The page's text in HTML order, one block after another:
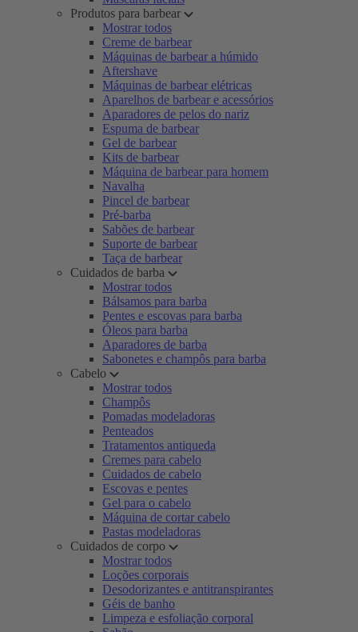
Produtos para barbear
Mostrar todos
Creme de barbear
Máquinas de barbear a húmido
Aftershave
Máquinas de barbear elétricas
Aparelhos de barbear e acessórios
Aparadores de pelos do nariz
Espuma de barbear
Gel de barbear
Kits de barbear
Máquina de barbear para homem
Navalha
Pincel de barbear
Pré-barba
Sabões de barbear
Suporte de barbear
Taça de barbear
Cuidados de barba
Mostrar todos
Bálsamos para barba
Pentes e escovas para barba
Óleos para barba
Aparadores de barba
Sabonetes e champôs para barba
Cabelo
Mostrar todos
Champôs
Pomadas modeladoras
Penteados
Tratamentos antiqueda
Cremes para cabelo
Cuidados de cabelo
Escovas e pentes
Gel para o cabelo
Máquina de cortar cabelo
Pastas modeladoras
Cuidados de corpo
Mostrar todos
Loções corporais
Desodorizantes e antitranspirantes
Géis de banho
Limpeza e esfoliação corporal